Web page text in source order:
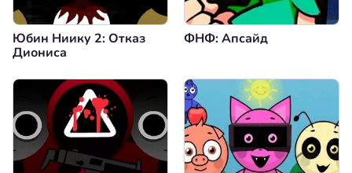
Юбин Ниику 2: Отказ
Диониса
ФНФ: Апсайд